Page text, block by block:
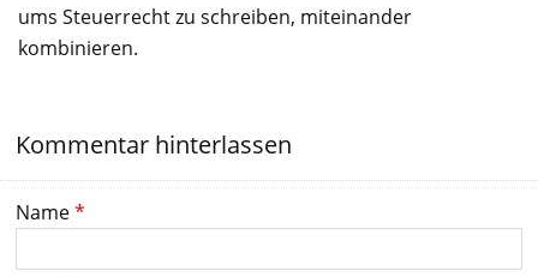
ums Steuerrecht zu schreiben, miteinander
kombinieren.
Kommentar hinterlassen
Name*